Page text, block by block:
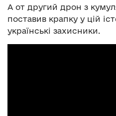
А от другий дрон з
поставив крапку у цій
українські захисники.